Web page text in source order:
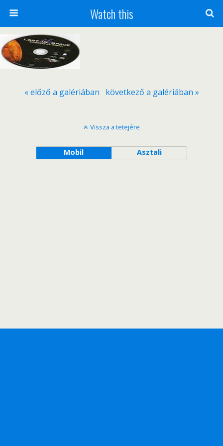
Watch this
« előző a galériában következő a galériában »
Vissza a tetejére
Mobil Asztali